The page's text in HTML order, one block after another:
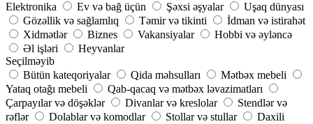
Elektronika
Ev və bağ üçün Şəxsi əşyalar
Uşaq dünyası
Gözəllik və sağlamlıq
Təmir və tikinti
İdman və istirahət
Xidmətlər
Biznes Vakansiyalar
Hobbi və əyləncə
Əl işləri
Heyvanlar
Seçilməyib
Bütün kateqoriyalar
Qida məhsulları
Mətbəx mebeli
Yataq otağı mebeli
Qab-qacaq və mətbəx ləvazimatları
Çarpayılar və döşəklər
Divanlar və kreslolar
Stendlər və
rəflər
Dolablar və komodlar Stollar və stullar
Daxili